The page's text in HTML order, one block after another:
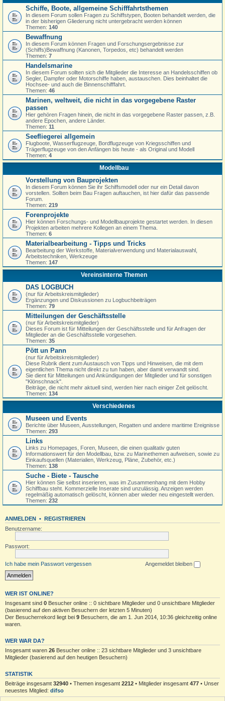
Schiffe, Boote, allgemeine Schifffahrtsthemen
In diesem Forum sollen Fragen zu Schiffstypen, Booten behandelt werden, die
in der bisherigen Gliederung nicht untergebracht werden können
Themen: 140
Bewaffnung
In diesem Forum können Fragen und Forschungsergebnisse zur
(Schiffs)Bewaffnung (Kanonen, Torpedos, etc) behandelt werden
Themen: 7
Handelsmarine
In diesem Forum sollten sich die Mitglieder die Interesse an Handelsschiffen ob
Segler, Dampfer oder Motorschiffe haben, austauschen. Dies beinhaltet die
Hochsee- und auch die Binnenschifffahrt.
Themen: 46
Marinen, weltweit, die nicht in das vorgegebene Raster
passen
Hier gehören Fragen hinein, die nicht in das vorgegebene Raster passen, z.B.
andere Epochen, andere Länder.
Themen: 11
Seefliegerei allgemein
Flugboote, Wasserflugzeuge, Bordflugzeuge von Kriegsschiffen und
Trägerflugzeuge von den Anfängen bis heute - als Original und Modell
Themen: 4
Modellbau
Vorstellung von Bauprojekten
In diesem Forum können Sie ihr Schiffsmodell oder nur ein Detail davon
vorstellen. Sollten beim Bau Fragen auftauchen, ist hier dafür das passende
Forum.
Themen: 219
Forenprojekte
Hier können Forschungs- und Modellbauprojekte gestartet werden. In diesen
Projekten arbeiten mehrere Kollegen an einem Thema.
Themen: 6
Materialbearbeitung - Tipps und Tricks
Bearbeitung der Werkstoffe, Materialverwendung und Materialauswahl,
Arbeitstechniken, Werkzeuge
Themen: 147
Vereinsinterne Themen
DAS LOGBUCH
(nur für Arbeitskreismitglieder)
Ergänzungen und Diskussionen zu Logbuchbeiträgen
Themen: 79
Mitteilungen der Geschäftsstelle
(nur für Arbeitskreismitglieder)
Dieses Forum ist für Mitteilungen der Geschäftsstelle und für Anfragen der
Mitglieder an die Geschäftsstelle vorgesehen.
Themen: 35
Pött un Pann
(nur für Arbeitskreismitglieder)
Diese Rubrik dient zum Austausch von Tipps und Hinweisen, die mit dem
eigentlichen Thema nicht direkt zu tun haben, aber damit verwandt sind.
Sie dient für Mitteilungen und Ankündigungen der Mitglieder und für sonstigen
"Klönschnack".
Beiträge, die nicht mehr aktuell sind, werden hier nach einiger Zeit gelöscht.
Themen: 134
Verschiedenes
Museen und Events
Berichte über Museen, Ausstellungen, Regatten und andere maritime Ereignisse
Themen: 293
Links
Links zu Homepages, Foren, Museen, die einen qualitativ guten
Informationswert für den Modellbau, bzw. zu Marinethemen aufweisen, sowie zu
Einkaufsquellen (Materialien, Werkzeug, Pläne, Zubehör, etc.)
Themen: 138
Suche - Biete - Tausche
Hier können Sie selbst inserieren, was im Zusammenhang mit dem Hobby
Schiffbau steht. Kommerzielle Inserate sind unzulässig. Anzeigen werden
regelmäßig automatisch gelöscht, können aber wieder neu eingestellt werden.
Themen: 232
ANMELDEN • REGISTRIEREN
Benutzername:
Passwort:
Ich habe mein Passwort vergessen Angemeldet bleiben
WER IST ONLINE?
Insgesamt sind 0 Besucher online :: 0 sichtbare Mitglieder und 0 unsichtbare Mitglieder
(basierend auf den aktiven Besuchern der letzten 5 Minuten)
Der Besucherrekord liegt bei 9 Besuchern, die am 1. Jun 2014, 10:36 gleichzeitig online
waren.
WER WAR DA?
Insgesamt waren 26 Besucher online :: 23 sichtbare Mitglieder und 3 unsichtbare
Mitglieder (basierend auf den heutigen Besuchern)
STATISTIK
Beiträge insgesamt 32940 • Themen insgesamt 2212 • Mitglieder insgesamt 477 • Unser
neuestes Mitglied: difso